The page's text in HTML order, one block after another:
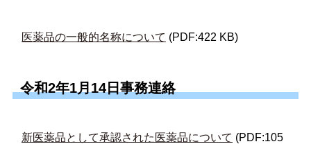
医薬品の一般的名称について (PDF:422 KB)
令和2年1月14日事務連絡
新医薬品として承認された医薬品について (PDF:105